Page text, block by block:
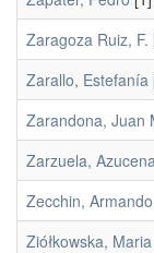
Zaragoza Ruiz, F.
Zarallo, Estefanía
Zarandona, Juan
Zarzuela, Azucena
Zecchin, Armando
Ziółkowska, Maria